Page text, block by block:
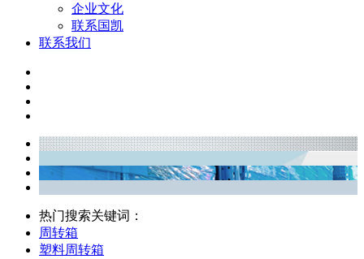
企业文化
联系国凯
联系我们
热门搜索关键词：
周转箱
塑料周转箱